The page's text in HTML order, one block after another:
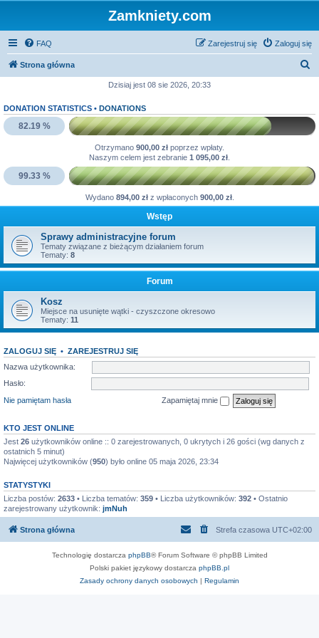
Zamkniety.com
FAQ Zaloguj się
Zarejestruj się
Strona główna
k
a
Dzisiaj jest 08 sie 2026, 20:33
DONATION STATISTICS • DONATIONS
82.19 %
Otrzymano 900,00 zł poprzez wpłaty.
Naszym celem jest zebranie 1 095,00 zł
99.33 %
Wydano 894,00 złz wpłaconych 900,00 zł.
Wstęp
Sprawy administracyjne forum
Tematy związane z bieżącym działaniem forum
Tematy: 8
Forum
Kosz
Miejsce na usunięte wątki - czyszczone okresowo
Tematy: 11
ZALOGUJ SIĘ • ZAREJESTRUJ SIĘ
Nazwa użytkownika:
Hasło:
Nie pamiętam hasła
Zapamiętaj mnie
KTO JEST ONLINE
Jest 26 użytkowników online :: 0 zarejestrowanych, 0 ukrytych i 26 gości (wg danych z
ostatnich 5 minut)
Najwięcej użytkowników (950) było online 05 maja 2026, 23:34
STATYSTYKI
Liczba postów: 2633 • Liczba tematów: 359 • Liczba użytkowników: 392 • Ostatnio
zarejestrowany użytkownik: jmNuh
Strona główna Strefa czasowa UTC+02:00
Technologię dostarcza phpBB® Forum Software © phpBB Limited
Polski pakiet językowy dostarcza phpBB.pl
Zasady ochrony danych osobowych | Regulamin